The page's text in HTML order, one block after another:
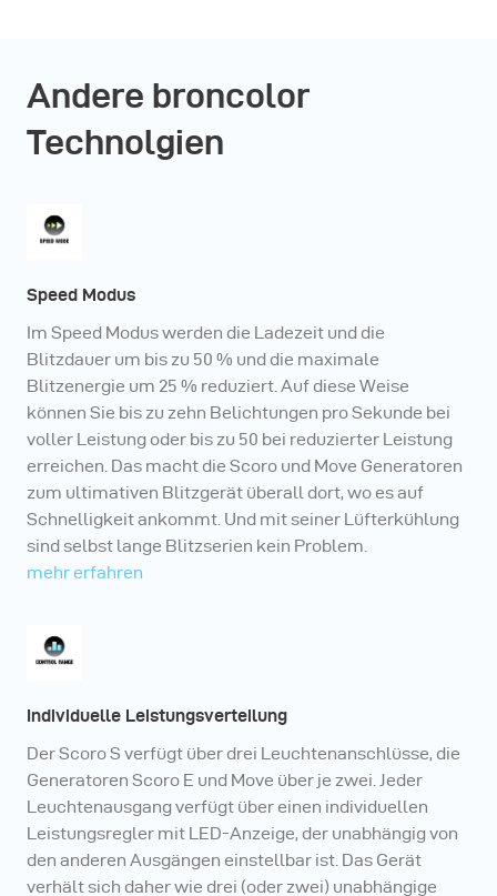
Andere broncolor
Technolgien
Speed Modus
Im Speed Modus werden die Ladezeit und die
Blitzdauer um bis zu 50 % und die maximale
Blitzenergie um 25 % reduziert. Auf diese Weise
können Sie bis zu zehn Belichtungen pro Sekunde bei
voller Leistung oder bis zu 50 bei reduzierter Leistung
erreichen. Das macht die Scoro und Move Generatoren
zum ultimativen Blitzgerät überall dort, wo es auf
Schnelligkeit ankommt. Und mit seiner Lüfterkühlung
sind selbst lange Blitzserien kein Problem.
mehr erfahren
Individuelle Leistungsverteilung
Der Scoro S verfügt über drei Leuchtenanschlüsse, die
Generatoren Scoro E und Move über je zwei. Jeder
Leuchtenausgang verfügt über einen individuellen
Leistungsregler mit LED-Anzeige, der unabhängig von
den anderen Ausgängen einstellbar ist. Das Gerät
verhält sich daher wie drei (oder zwei) unabhängige